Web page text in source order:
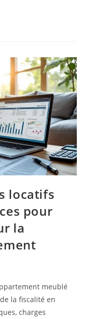
locatifs
pour
la
meublé
la fiscalité en
charges